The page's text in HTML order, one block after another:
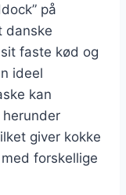
på
danske
faste kød og
ideel
kan
giver kokke
forskellige